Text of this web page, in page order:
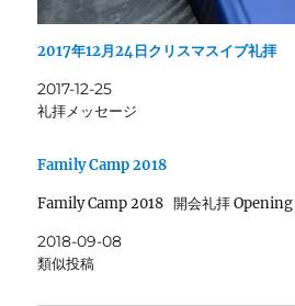
2017年12月24日クリスマスイブ礼拝
2017-12-25
礼拝メッセージ
Family Camp 2018
Family Camp 2018 開会礼拝
2018-09-08
類似投稿